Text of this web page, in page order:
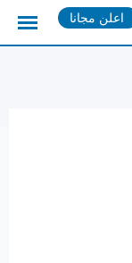
اعلن مجانا